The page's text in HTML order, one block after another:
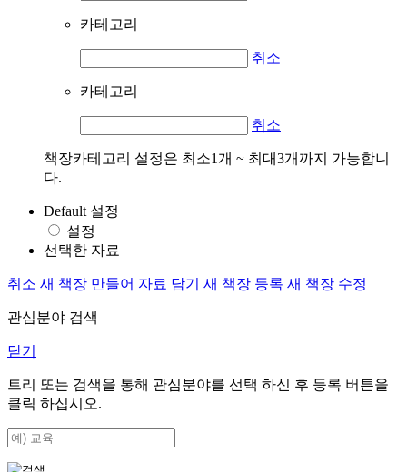
카테고리
취소
카테고리
취소
책장카테고리 설정은 최소1개 ~ 최대3개까지 가능합니
다.
Default 설정
설정
선택한 자료
취소 새 책장 만들어 자료 담기 새 책장 등록 새 책장 수정
관심분야 검색
닫기
트리 또는 검색을 통해 관심분야를 선택 하신 후 등록 버튼을
클릭 하십시오.